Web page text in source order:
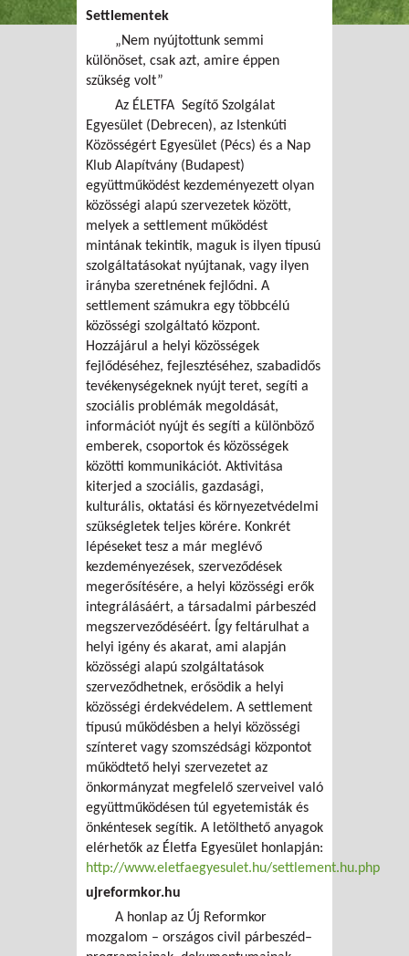
Settlementek
„Nem nyújtottunk semmi
különöset, csak azt, amire éppen
szükség volt”
Az ÉLETFA Segítő Szolgálat
Egyesület (Debrecen), az Istenkúti
Közösségért Egyesület (Pécs) és a Nap
Klub Alapítvány (Budapest)
együttműködést kezdeményezett olyan
közösségi alapú szervezetek között,
melyek a settlement működést
mintának tekintik, maguk is ilyen típusú
szolgáltatásokat nyújtanak, vagy ilyen
irányba szeretnének fejlődni. A
settlement számukra egy többcélú
közösségi szolgáltató központ.
Hozzájárul a helyi közösségek
fejlődéséhez, fejlesztéséhez, szabadidős
tevékenységeknek nyújt teret, segíti a
szociális problémák megoldását,
információt nyújt és segíti a különböző
emberek, csoportok és közösségek
közötti kommunikációt. Aktivitása
kiterjed a szociális, gazdasági,
kulturális, oktatási és környezetvédelmi
szükségletek teljes körére. Konkrét
lépéseket tesz a már meglévő
kezdeményezések, szerveződések
megerősítésére, a helyi közösségi erők
integrálásáért, a társadalmi párbeszéd
megszerveződéséért. Így feltárulhat a
helyi igény és akarat, ami alapján
közösségi alapú szolgáltatások
szerveződhetnek, erősödik a helyi
közösségi érdekvédelem. A settlement
típusú működésben a helyi közösségi
színteret vagy szomszédsági központot
működtető helyi szervezetet az
önkormányzat megfelelő szerveivel való
együttműködésen túl egyetemisták és
önkéntesek segítik. A letölthető anyagok
elérhetők az Életfa Egyesület honlapján:
http://www.eletfaegyesulet.hu/settlement.hu.php
ujreformkor.hu
A honlap az Új Reformkor
mozgalom – országos civil párbeszéd–